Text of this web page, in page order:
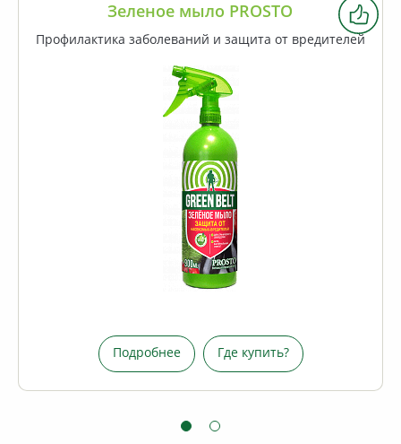
Зеленое мыло PROSTO
Профилактика заболеваний и защита от вредителей
Подробнее Где купить?
Упаковка 150 / 200 г
Средство для заживления ран плодовых и
декоративных деревьев, причиняемых прививками,
окулированием или обрезкой ветвей, солнечными
Подробнее Где купить?